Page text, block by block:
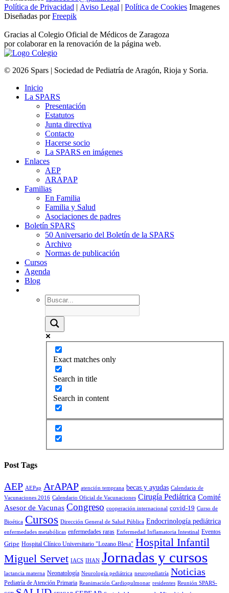
Política de Privacidad | Aviso Legal | Política de Cookies Imagenes
Diseñadas porFreepik
Gracias al Colegio Oficial de Médicos de Zaragoza
por colaborar en la renovación de la página web.
© 2026 Spars | Sociedad de Pediatría de Aragón, Rioja y Soria.
Inicio
La SPARS
Presentación
Estatutos
Junta directiva
Contacto
Hacerse socio
La SPARS en imágenes
Enlaces
AEP
ARAPAP
Familias
En Familia
Familia y Salud
Asociaciones de padres
Boletín SPARS
50 Aniversario del Boletín de la SPARS
Archivo
Normas de publicación
Cursos
Agenda
Blog
Exact matches only
Search in title
Search in content
Post Tags
AEP AEPap ArAPAP atención temprana becas y ayudas Calendario de
Vacunaciones 2016 Calendario Oficial de Vacunaciones Cirugía Pediátrica Comité
Asesor de Vacunas Congreso cooperación internacional covid-19 Curso de
Bioética Cursos Dirección General de Salud Pública Endocrinología pediátrica
enfermedades metabólicas enfermedades raras Enfermedad Inflamatoria Intestinal Eventos
Gripe Hospital Clínico Universitario "Lozano Blesa" Hospital Infantil
Miguel Servet IACS IHAN Jornadas y cursos
lactancia materna Neonatología Neurología pediátrica neuropediatría Noticias
Pediatría de Atención Primaria Reanimación Cardiopulmonar residentes Reunión SPARS-